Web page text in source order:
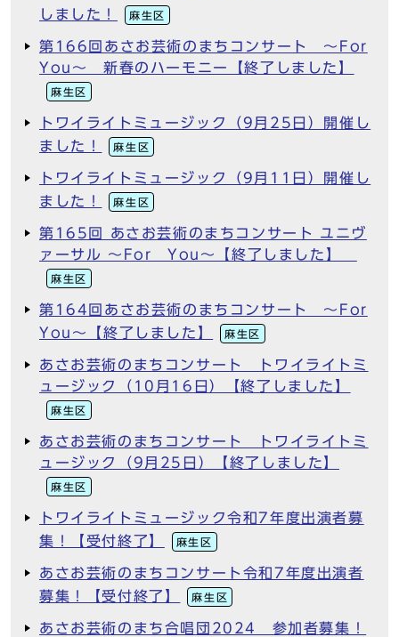
しました！
麻生区
第166回あさお芸術のまちコンサート ～For
You～ 新春のハーモニー【終了しました】
麻生区
トワイライトミュージック（9月25日）開催し
ました！
麻生区
トワイライトミュージック（9月11日）開催し
ました！
麻生区
第165回 あさお芸術のまちコンサート ユニヴ
ァーサル ～For You～【終了しました】
麻生区
第164回あさお芸術のまちコンサート ～For
You～【終了しました】
麻生区
あさお芸術のまちコンサート トワイライトミ
ュージック（10月16日）【終了しました】
麻生区
あさお芸術のまちコンサート トワイライトミ
ュージック（9月25日）【終了しました】
麻生区
トワイライトミュージック令和7年度出演者募
集！【受付終了】
麻生区
あさお芸術のまちコンサート令和7年度出演者
募集！【受付終了】
麻生区
あさお芸術のまち合唱団2024 参加者募集！